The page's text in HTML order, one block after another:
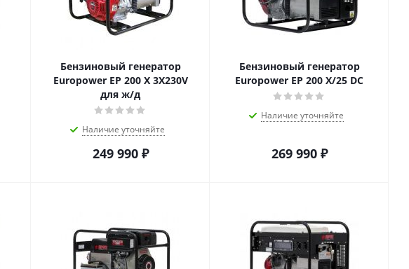
Бензиновый генератор
Europower ЕР 200 Х 3X230V
для ж/д
Наличие уточняйте
249 990₽
Бензиновый генератор
Europower ЕР 200 Х/25 DC
Наличие уточняйте
269 990₽